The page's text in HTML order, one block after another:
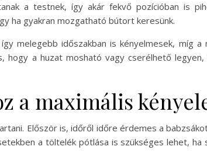
a testnek, így akár fekvő pozícióban is
ha gyakran mozgatható bútort keresünk.
melegebb időszakban is kényelmesek, míg a
hogy a huzat mosható vagy cserélhető legyen,
a maximális
Először is, időről időre érdemes a
a töltelék pótlása is szükséges lehet, ha